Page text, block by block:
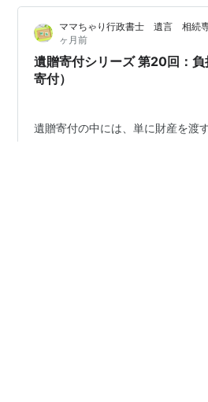
動産などを寄付する場合には、譲
ケースもあり、思わぬ税負担が生
す。 さらに、相続人が遺産分割後
は、税務上の取扱いが異なる点に
寄…
ママちゃり行政書士 遺言 相続専
ヶ月前
遺贈寄付シリーズ 第20回：
寄付）